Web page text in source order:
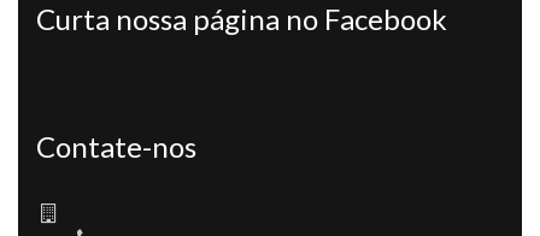
Curta nossa página no Facebook
Contate-nos